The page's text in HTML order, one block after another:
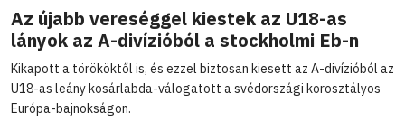
Az újabb vereséggel kiestek az U18-as
lányok az A-divízióból a stockholmi Eb-n
Kikapott a törököktől is, és ezzel biztosan kiesett az A-divízióból az
U18-as leány kosárlabda-válogatott a svédországi korosztályos
Európa-bajnokságon.